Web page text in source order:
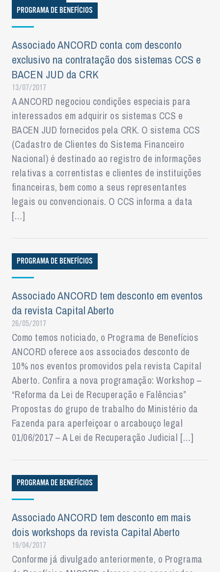
PROGRAMA DE BENEFÍCIOS
Associado ANCORD conta com desconto
exclusivo na contratação dos sistemas CCS e
BACEN JUD da CRK
13/07/2017
A ANCORD negociou condições especiais para
interessados em adquirir os sistemas CCS e
BACEN JUD fornecidos pela CRK. O sistema CCS
(Cadastro de Clientes do Sistema Financeiro
Nacional) é destinado ao registro de informações
relativas a correntistas e clientes de instituições
financeiras, bem como a seus representantes
legais ou convencionais. O CCS informa a data
[…]
PROGRAMA DE BENEFÍCIOS
Associado ANCORD tem desconto em eventos
da revista Capital Aberto
26/05/2017
Como temos noticiado, o Programa de Benefícios
ANCORD oferece aos associados desconto de
10% nos eventos promovidos pela revista Capital
Aberto. Confira a nova programação: Workshop –
“Reforma da Lei de Recuperação e Falências”
Propostas do grupo de trabalho do Ministério da
Fazenda para aperfeiçoar o arcabouço legal
01/06/2017 – A Lei de Recuperação Judicial […]
PROGRAMA DE BENEFÍCIOS
Associado ANCORD tem desconto em mais
dois workshops da revista Capital Aberto
19/04/2017
Conforme já divulgado anteriormente, o Programa